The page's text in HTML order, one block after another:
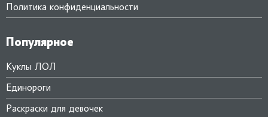
Политика конфиденциальности
Популярное
Куклы ЛОЛ
Единороги
Раскраски для девочек